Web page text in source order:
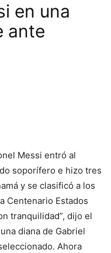
en una
ante
Messi entró al
soporífero e hizo tres
y se clasificó a los
Centenario Estados
tranquilidad”, dijo el
diana de Gabriel
Ahora